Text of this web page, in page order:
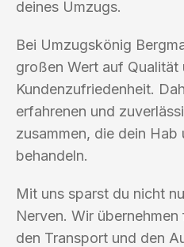
deines Umzugs.
Bei Umzugskönig
großen Wert auf Qualität
Kundenzufriedenheit.
erfahrenen und
zusammen, die dein
behandeln.
Mit uns sparst du nicht
Nerven. Wir
den Transport und den